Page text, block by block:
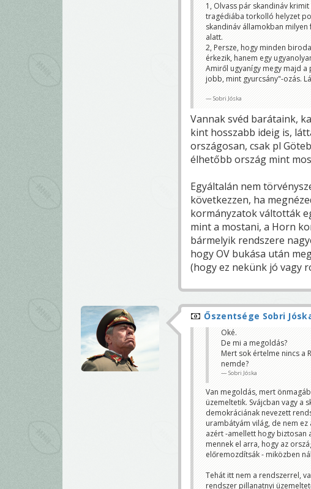
1, Olvass pár skandináv
tragédiába torkolló helyzet
skandináv államokban
alatt.
2, Persze, hogy minden
érkezik, hanem egy
Amiről ugyanígy megy majd
jobb, mint gyurcsány"-ozás.
Sobri Jóska
Vannak svéd barátaink,
kint hosszabb ideig is,
országosan, csak pl
élhetőbb ország mint
Egyáltalán nem
következzen, ha
kormányzatok váltották
mint a mostani, a Horn
bármelyik rendszere
hogy OV bukása után
(hogy ez nekünk jó vagy
Őszentsége Sobri
Oké.
De mi a megoldás?
Mert sok értelme nincs a
nemde?
Sobri Jóska
Van megoldás, mert
üzemeltetik. Svájcban vagy a
demokráciának nevezett
urambátyám világ, de nem
azért -amellett hogy biztosan
mennek el arra, hogy az
előremozdítsák - miközben
Tehát itt nem a rendszerrel,
rendszer pillanatnyi